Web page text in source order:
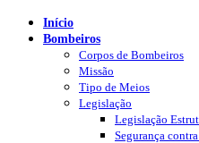
Início
Bombeiros
Corpos de Bombeiros
Missão
Tipo de Meios
Legislação
Legislação
Segurança